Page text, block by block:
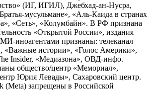
(ИГ, ИГИЛ), Джебхад-ан-Нусра,
мусульмане», «Аль-Каида в странах
«Сеть», «Колумбайн». В РФ признана
«Открытой России», издания
иноагентами признаны: телеканал
«Важные истории», «Голос Америки»,
Insider, «Медиазона», ОВД-инфо.
общество/центр «Мемориал»,
Юрия Левады», Сахаровский центр.
(Metа) запрещены в Российской